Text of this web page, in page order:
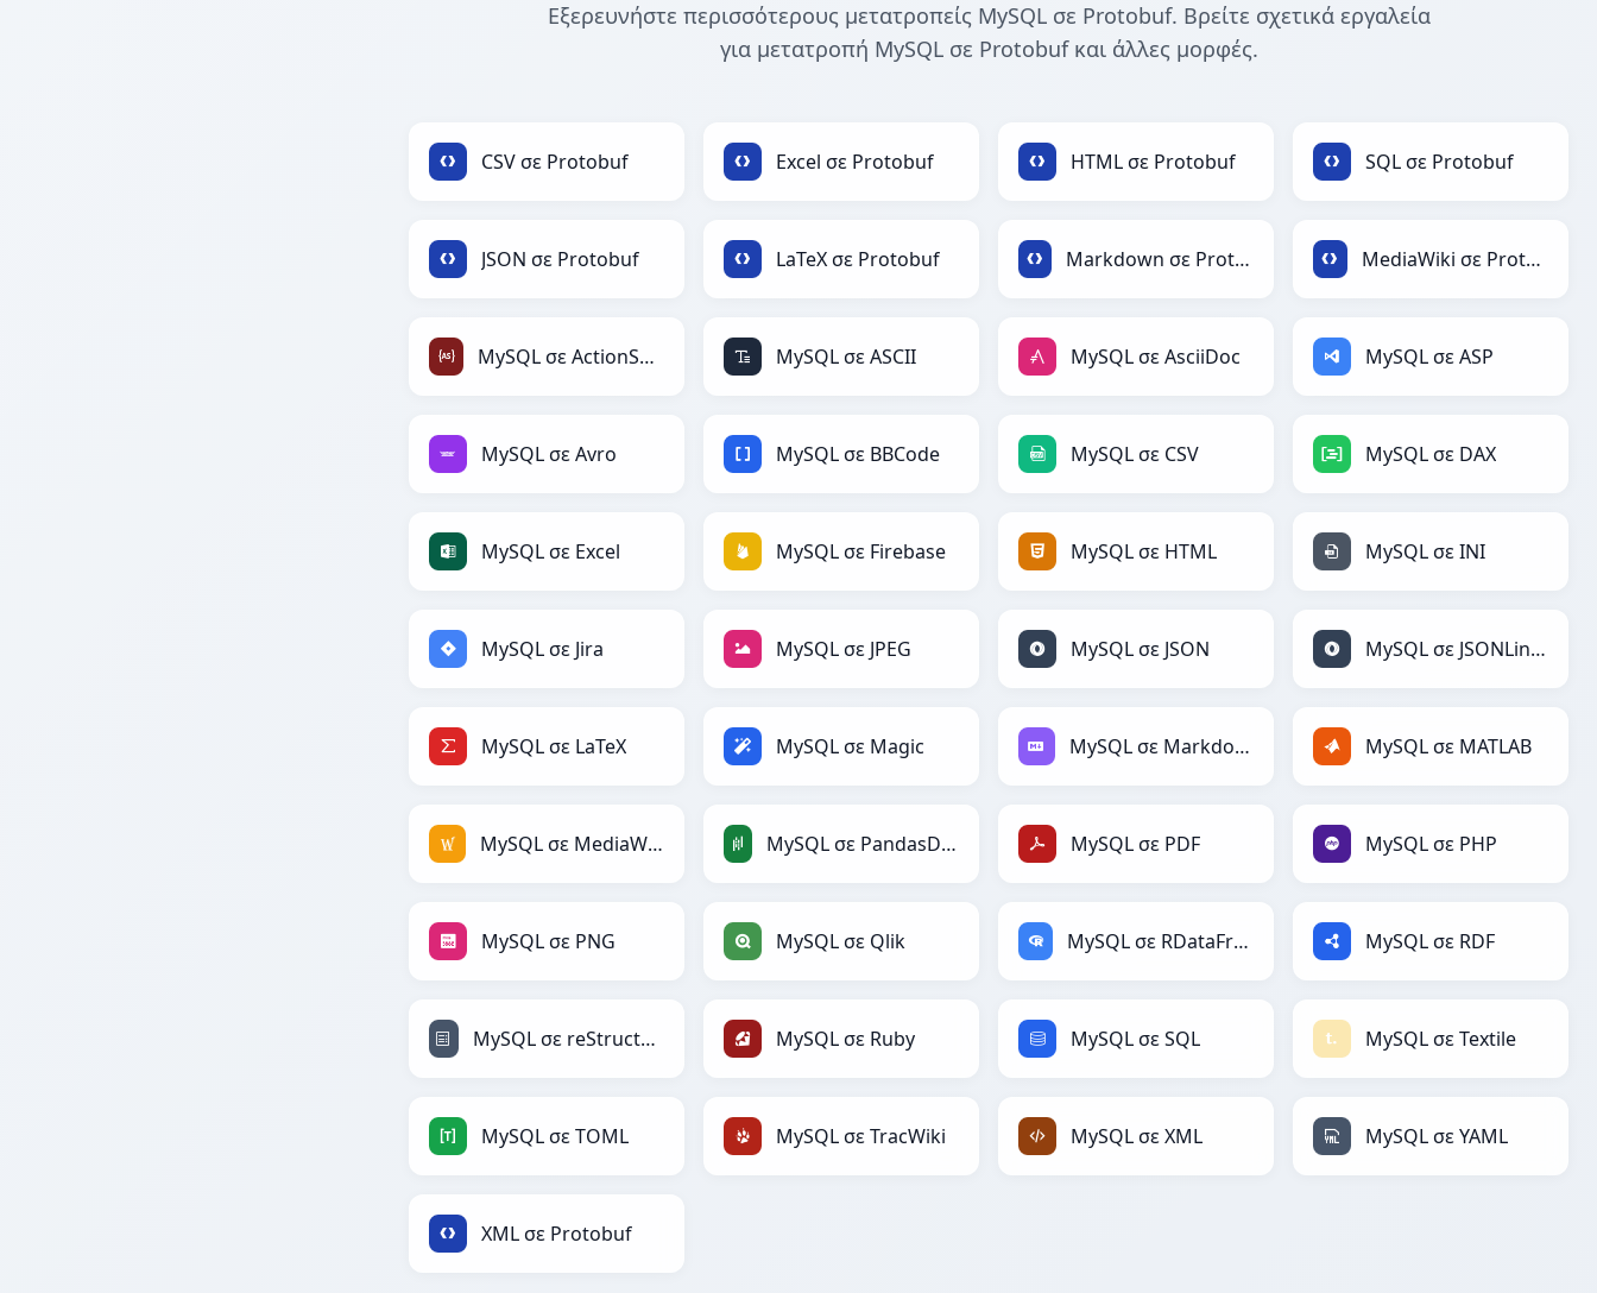
Εξερευνήστε περισσότερους μετατροπείς MySQL σε Protobuf. Βρείτε σχετικά εργαλεία
για μετατροπή MySQL σε Protobuf και άλλες μορφές.
CSV σε Protobuf Excel σε Protobuf HTML σε Protobuf SQL σε Protobuf
JSON σε Protobuf LaTeX σε Protobuf Markdown σε Protobuf MediaWiki σε Protobuf
MySQL σε ActionScript MySQL σε ASCII MySQL σε AsciiDoc MySQL σε ASP
MySQL σε Avro MySQL σε BBCode MySQL σε CSV MySQL σε DAX
MySQL σε Excel MySQL σε Firebase MySQL σε HTML MySQL σε INI
MySQL σε Jira MySQL σε JPEG MySQL σε JSON MySQL σε JSONLines
MySQL σε LaTeX MySQL σε Magic MySQL σε Markdown MySQL σε MATLAB
MySQL σε MediaWiki MySQL σε PandasDataFrame MySQL σε PDF MySQL σε PHP
MySQL σε PNG MySQL σε Qlik MySQL σε RDataFrame MySQL σε RDF
MySQL σε reStructuredText MySQL σε Ruby MySQL σε SQL MySQL σε Textile
MySQL σε TOML MySQL σε TracWiki MySQL σε XML MySQL σε YAML
XML σε Protobuf